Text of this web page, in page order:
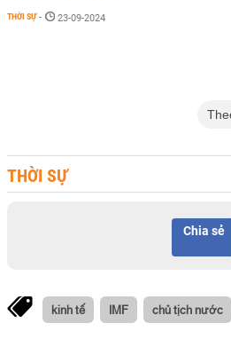
THỜI SỰ - 23-09-2024
THỜI SỰ
Chia sẻ
kinh tế IMF chủ tịch nước